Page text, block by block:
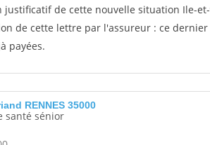
justificatif de cette nouvelle situation Ile-
de cette lettre par l'assureur : ce
payées.
RENNES 35000
santé sénior